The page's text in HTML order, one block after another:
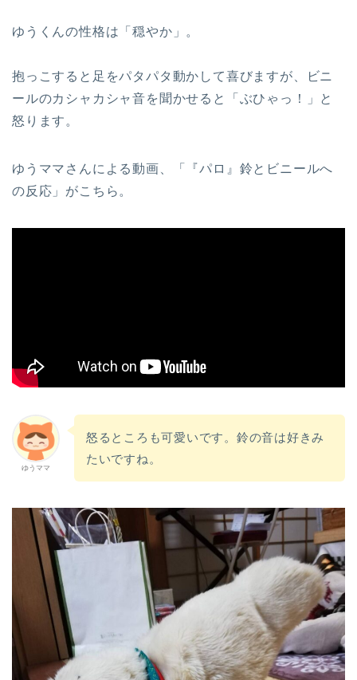
ゆうくんの性格は「穏やか」。
抱っこすると足をパタパタ動かして喜びますが、ビニ
ールのカシャカシャ音を聞かせると「ぶひゃっ！」と
怒ります。
ゆうママさんによる動画、「『パロ』鈴とビニールへ
の反応」がこちら。
ゆうママ
怒るところも可愛いです。鈴の音は好きみ
たいですね。